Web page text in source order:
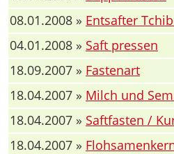
08.01.2008 » Entsafter
04.01.2008 » Saft pressen
18.09.2007 » Fastenart
18.04.2007 » Milch und
18.04.2007 » Saftfasten /
18.04.2007 »